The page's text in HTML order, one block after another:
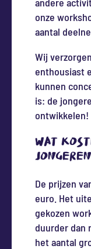
onze
aantal
Wij
enthousiast
kunnen
is: de
ontwikkelen!
Wat
De prijzen
euro. Het
gekozen
duurder dan
het aantal